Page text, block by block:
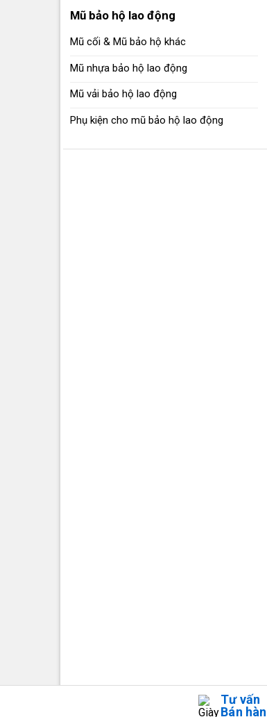
Mũ bảo hộ lao động
Mũ cối & Mũ bảo hộ khác
Mũ nhựa bảo hộ lao động
Mũ vải bảo hộ lao động
Phụ kiện cho mũ bảo hộ lao động
Tư vấn
Bán